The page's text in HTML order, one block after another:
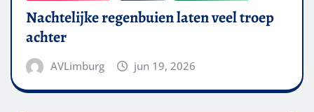
Nachtelijke regenbuien laten veel troep
achter
AVLimburg jun 19, 2026